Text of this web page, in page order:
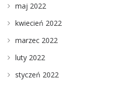
maj 2022
kwiecień 2022
marzec 2022
luty 2022
styczeń 2022